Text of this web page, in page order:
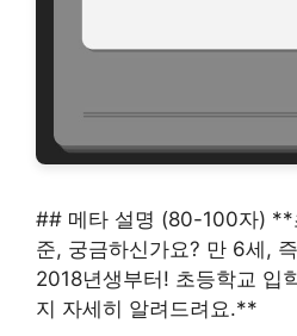
## 메타 설명 (80-100자) **
준, 궁금하신가요? 만 6세,
2018년생부터! 초등학교 입
지 자세히 알려드려요.**